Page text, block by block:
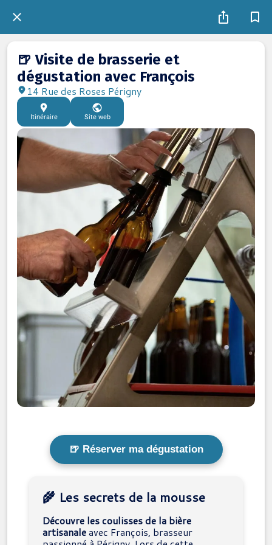
🍺 Visite de brasserie et
dégustation avec François
14 Rue des Roses Périgny
Itinéraire Site web
🍺 Réserver ma dégustation
🌾 Les secrets de la mousse
Découvre les coulisses de la bière
artisanaleavec François, brasseur